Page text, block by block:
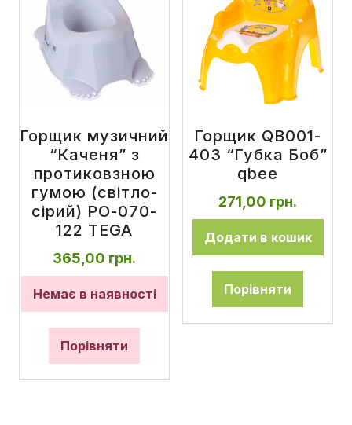
Горщик музичний
“Каченя” з
протиковзною
гумою (світло-
сірий) PO-070-
122 TEGA
365,00 грн.
Немає в наявності
Порівняти
Горщик QB001-
403 “Губка Боб”
qbee
271,00 грн.
Додати в кошик
Порівняти